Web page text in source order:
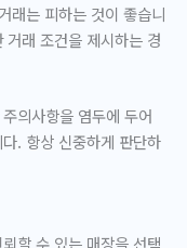
래는 피하는 것이 좋습니
래 조건을 제시하는 경
의사항을 염두에 두어
. 항상 신중하게 판단하
할 수 있는 매장을 선택